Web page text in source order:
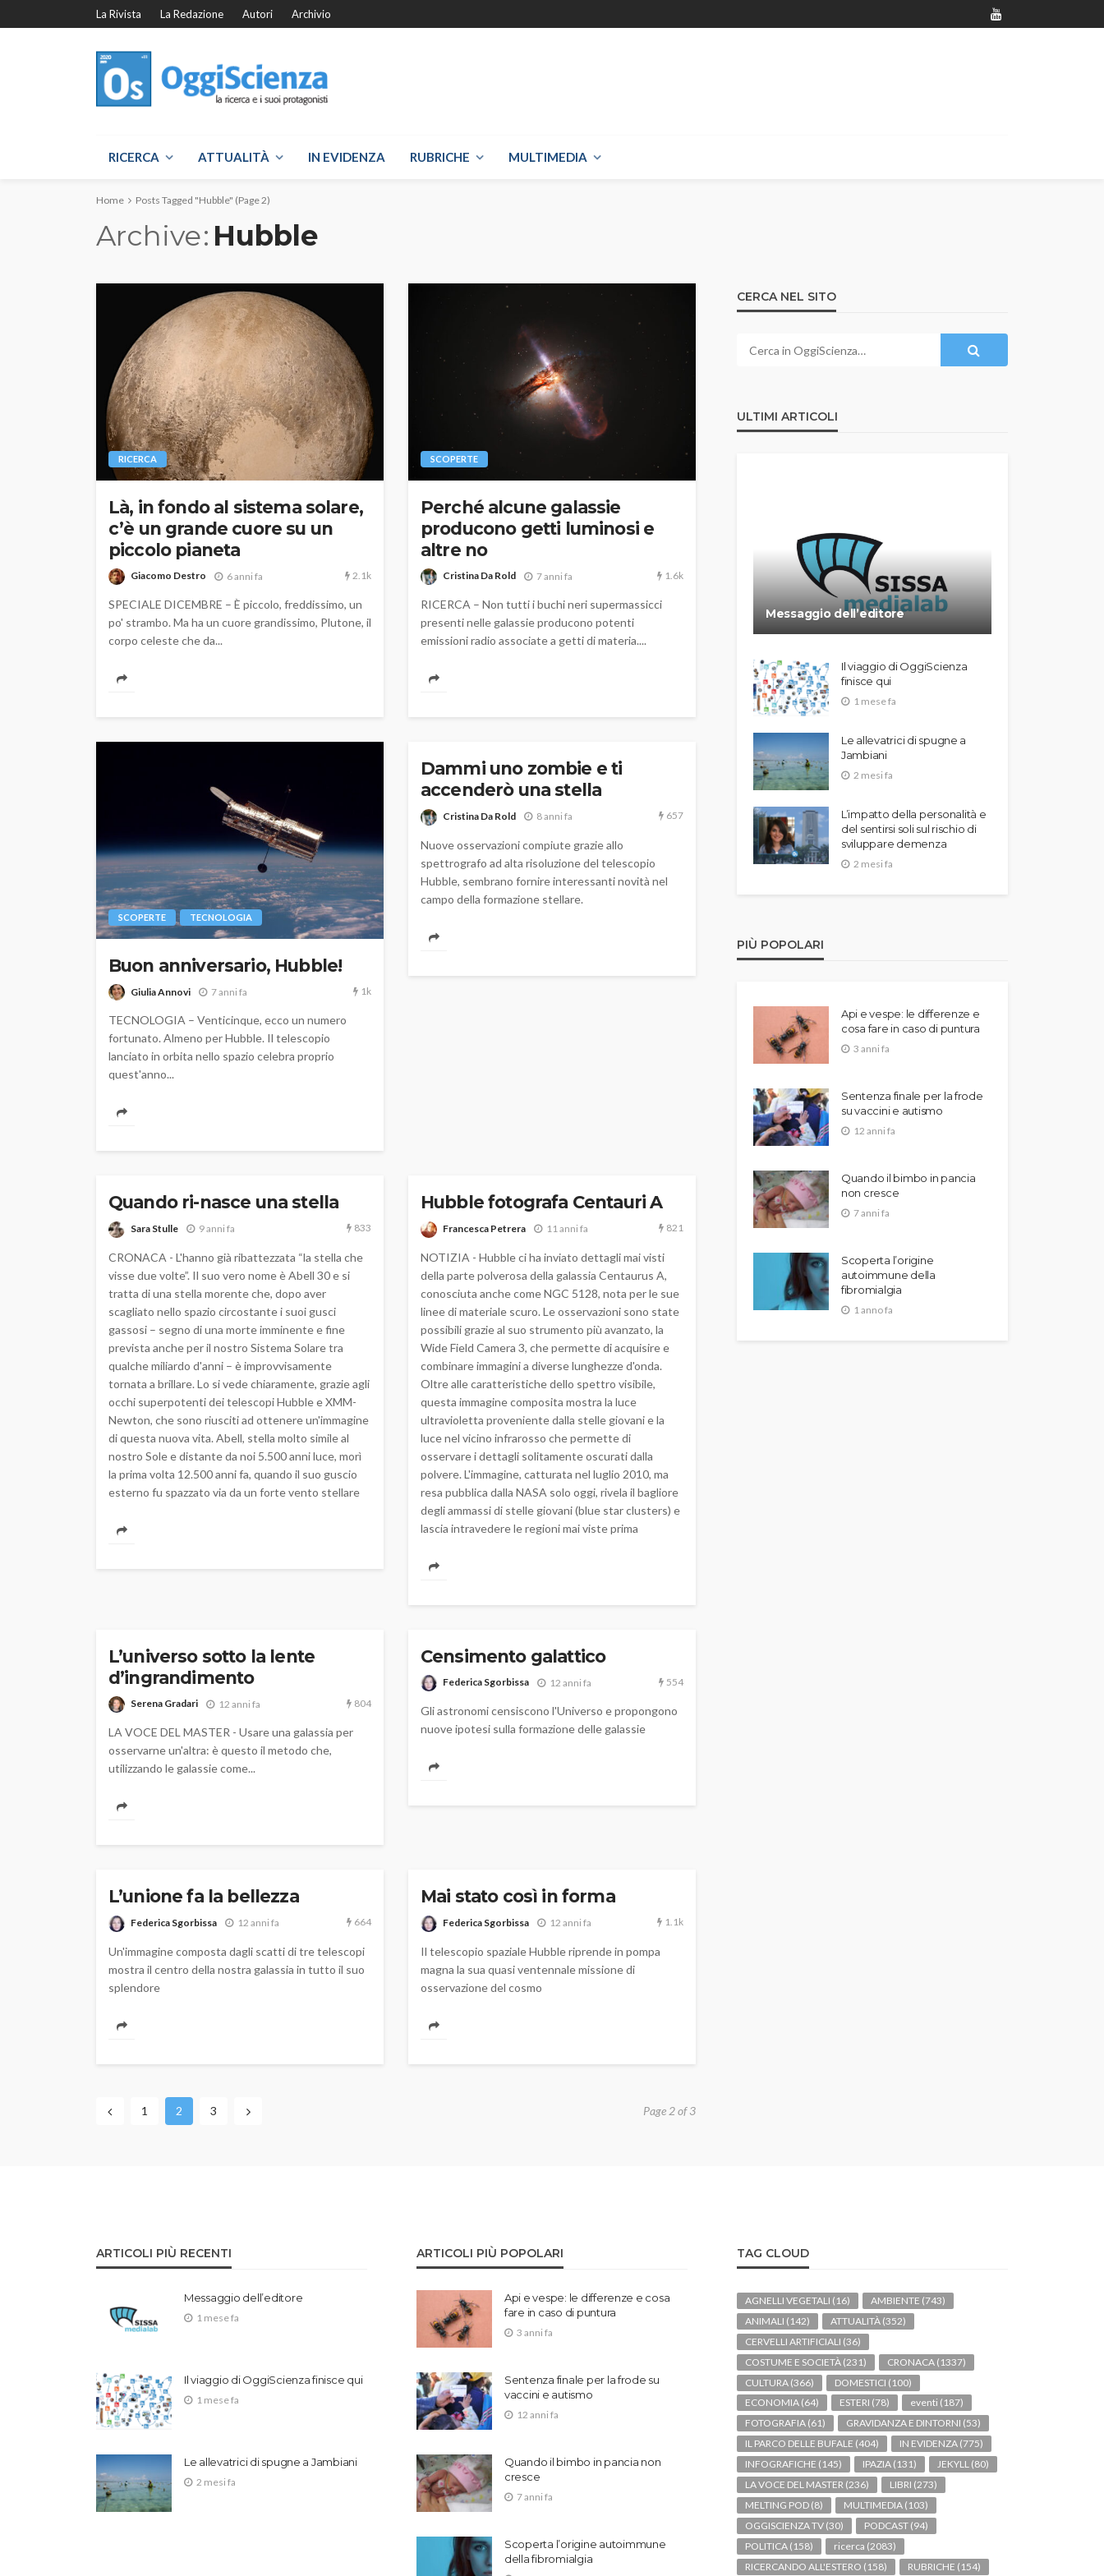
La Rivista La Redazione Autori Archivio
RICERCA ATTUALITÀ IN EVIDENZA RUBRICHE MULTIMEDIA
Home Posts Tagged "Hubble" (Page 2)
Archive Hubble
RICERCA
Là, in fondo al sistema solare,
c’è un grande cuore su un
piccolo pianeta
Giacomo Destro 6 anni fa 2.1k
SPECIALE DICEMBRE – È piccolo, freddissimo, un
po' strambo. Ma ha un cuore grandissimo, Plutone, il
corpo celeste che da...
SCOPERTE
Perché alcune galassie
producono getti luminosi e
altre no
Cristina Da Rold 7 anni fa 1.6k
RICERCA – Non tutti i buchi neri supermassicci
presenti nelle galassie producono potenti
emissioni radio associate a getti di materia....
SCOPERTE TECNOLOGIA
Buon anniversario, Hubble!
Giulia Annovi 7 anni fa 1k
TECNOLOGIA – Venticinque, ecco un numero
fortunato. Almeno per Hubble. Il telescopio
lanciato in orbita nello spazio celebra proprio
quest'anno...
Dammi uno zombie e ti
accenderò una stella
Cristina Da Rold 8 anni fa 657
Nuove osservazioni compiute grazie allo
spettrografo ad alta risoluzione del telescopio
Hubble, sembrano fornire interessanti novità nel
campo della formazione stellare.
Quando ri-nasce una stella
Sara Stulle 9 anni fa 833
CRONACA - L'hanno già ribattezzata “la stella che
visse due volte”. Il suo vero nome è Abell 30 e si
tratta di una stella morente che, dopo aver
scagliato nello spazio circostante i suoi gusci
gassosi – segno di una morte imminente e fine
prevista anche per il nostro Sistema Solare tra
qualche miliardo d'anni – è improvvisamente
tornata a brillare. Lo si vede chiaramente, grazie agli
occhi superpotenti dei telescopi Hubble e XMM-
Newton, che sono riusciti ad ottenere un'immagine
di questa nuova vita. Abell, stella molto simile al
nostro Sole e distante da noi 5.500 anni luce, morì
la prima volta 12.500 anni fa, quando il suo guscio
esterno fu spazzato via da un forte vento stellare
Hubble fotografa Centauri A
Francesca Petrera 11 anni fa 821
NOTIZIA - Hubble ci ha inviato dettagli mai visti
della parte polverosa della galassia Centaurus A,
conosciuta anche come NGC 5128, nota per le sue
linee di materiale scuro. Le osservazioni sono state
possibili grazie al suo strumento più avanzato, la
Wide Field Camera 3, che permette di acquisire e
combinare immagini a diverse lunghezze d'onda.
Oltre alle caratteristiche dello spettro visibile,
questa immagine composita mostra la luce
ultravioletta proveniente dalla stelle giovani e la
luce nel vicino infrarosso che permette di
osservare i dettagli solitamente oscurati dalla
polvere. L'immagine, catturata nel luglio 2010, ma
resa pubblica dalla NASA solo oggi, rivela il bagliore
degli ammassi di stelle giovani (blue star clusters) e
lascia intravedere le regioni mai viste prima
L’universo sotto la lente
d’ingrandimento
Serena Gradari 12 anni fa 804
LA VOCE DEL MASTER - Usare una galassia per
osservarne un'altra: è questo il metodo che,
utilizzando le galassie come...
Censimento galattico
Federica Sgorbissa 12 anni fa 554
Gli astronomi censiscono l'Universo e propongono
nuove ipotesi sulla formazione delle galassie
L’unione fa la bellezza
Federica Sgorbissa 12 anni fa 664
Un'immagine composta dagli scatti di tre telescopi
mostra il centro della nostra galassia in tutto il suo
splendore
Mai stato così in forma
Federica Sgorbissa 12 anni fa 1.1k
Il telescopio spaziale Hubble riprende in pompa
magna la sua quasi ventennale missione di
osservazione del cosmo
1 2 3 Page 2 of 3
CERCA NEL SITO
ULTIMI ARTICOLI
Messaggio dell’editore
Il viaggio di OggiScienza
finisce qui
1 mese fa
Le allevatrici di spugne a
Jambiani
2 mesi fa
L’impatto della personalità e
del sentirsi soli sul rischio di
sviluppare demenza
2 mesi fa
PIÙ POPOLARI
Api e vespe: le differenze e
cosa fare in caso di puntura
3 anni fa
Sentenza finale per la frode
su vaccini e autismo
12 anni fa
Quando il bimbo in pancia
non cresce
7 anni fa
Scoperta l’origine
autoimmune della
fibromialgia
1 anno fa
ARTICOLI PIÙ RECENTI
Messaggio dell’editore
1 mese fa
Il viaggio di OggiScienza finisce qui
1 mese fa
Le allevatrici di spugne a Jambiani
2 mesi fa
ARTICOLI PIÙ POPOLARI
Api e vespe: le differenze e cosa
fare in caso di puntura
3 anni fa
Sentenza finale per la frode su
vaccini e autismo
12 anni fa
Quando il bimbo in pancia non
cresce
7 anni fa
Scoperta l’origine autoimmune
della fibromialgia
TAG CLOUD
AGNELLI VEGETALI (16) AMBIENTE (743)
ANIMALI (142) ATTUALITÀ (352)
CERVELLI ARTIFICIALI (36)
COSTUME E SOCIETÀ (231) CRONACA (1337)
CULTURA (366) DOMESTICI (100)
ECONOMIA (64) ESTERI (78) eventi (187)
FOTOGRAFIA (61) GRAVIDANZA E DINTORNI (53)
IL PARCO DELLE BUFALE (404) IN EVIDENZA (775)
INFOGRAFICHE (145) IPAZIA (131) JEKYLL (80)
LA VOCE DEL MASTER (236) LIBRI (273)
MELTING POD (8) MULTIMEDIA (103)
OGGISCIENZA TV (30) PODCAST (94)
POLITICA (158) ricerca (2083)
RICERCANDO ALL'ESTERO (158) RUBRICHE (154)